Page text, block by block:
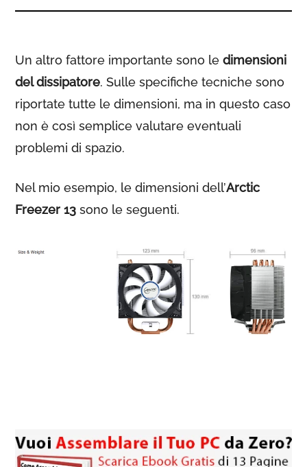
Un altro fattore importante sono ledimensioni
del dissipatore. Sulle specifiche tecniche sono
riportate tutte le dimensioni, ma in questo caso
non è così semplice valutare eventuali
problemi di spazio.
Nel mio esempio, le dimensioni dell’Arctic
Freezer 13 sono le seguenti.